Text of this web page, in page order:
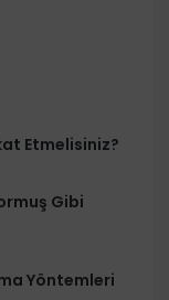
Etmelisiniz?
Gibi
Yöntemleri